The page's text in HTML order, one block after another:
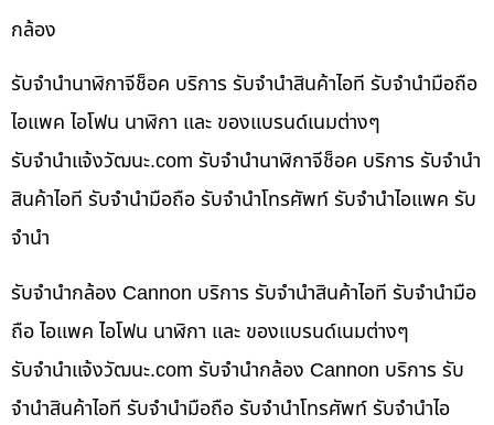
กล้อง
รับจำนำนาฬิกาจีช็อค บริการ รับจำนำสินค้าไอที รับจำนำมือถือ
ไอแพค ไอโฟน นาฬิกา และ ของแบรนด์เนมต่างๆ
รับจํานําแจ้งวัฒนะ.com รับจำนำนาฬิกาจีช็อค บริการ รับจำนำ
สินค้าไอที รับจำนำมือถือ รับจำนำโทรศัพท์ รับจำนำไอแพค รับ
จำนำ
รับจำนำกล้อง Cannon บริการ รับจำนำสินค้าไอที รับจำนำมือ
ถือ ไอแพค ไอโฟน นาฬิกา และ ของแบรนด์เนมต่างๆ
รับจํานําแจ้งวัฒนะ.com รับจำนำกล้อง Cannon บริการ รับ
จำนำสินค้าไอที รับจำนำมือถือ รับจำนำโทรศัพท์ รับจำนำไอ